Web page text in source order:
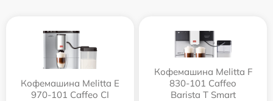
Кофемашина Melitta Е
970-101 Caffeo CI
Кофемашина Melitta F
830-101 Caffeo
Barista T Smart